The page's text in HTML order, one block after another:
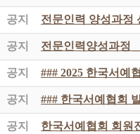
공지 전문인력 양성과정
공지 전문인력양성과정
공지 ### 2025 한국서예
공지 ### 한국서예협회
공지 한국서예협회 회원